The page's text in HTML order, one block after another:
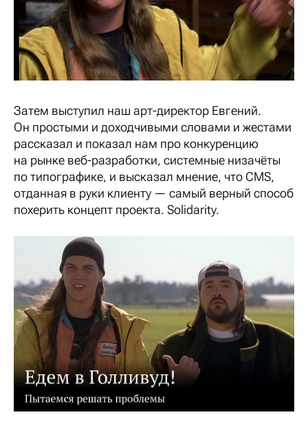
Затем выступил наш арт-директор Евгений.
Он простыми и доходчивыми словами и жестами
рассказал и показал нам про конкуренцию
на рынке веб-разработки, системные низачёты
по типографике, и высказал мнение, что CMS,
отданная в руки клиенту — самый верный способ
похерить концепт проекта. Solidarity.